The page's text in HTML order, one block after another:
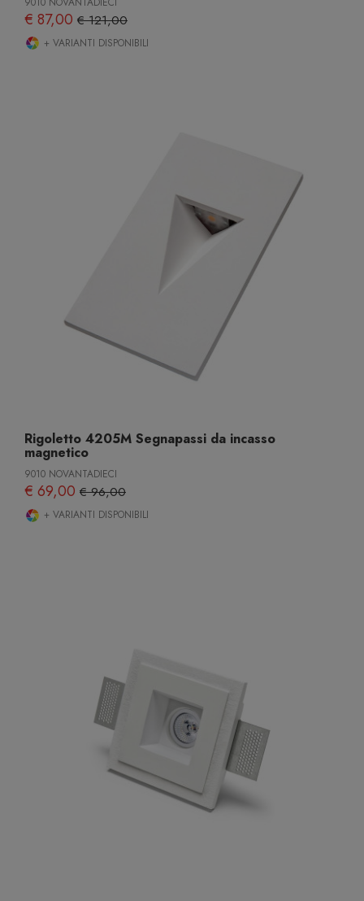
€ 87,00 € 121,00
+ VARIANTI DISPONIBILI
Rigoletto 4205M Segnapassi da incasso
magnetico
9010 NOVANTADIECI
€ 69,00 € 96,00
+ VARIANTI DISPONIBILI